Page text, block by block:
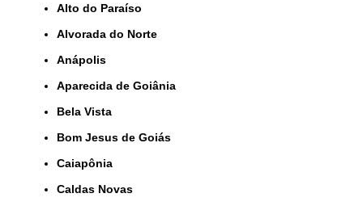
Alto do Paraíso
Alvorada do Norte
Anápolis
Aparecida de Goiânia
Bela Vista
Bom Jesus de Goiás
Caiapônia
Caldas Novas